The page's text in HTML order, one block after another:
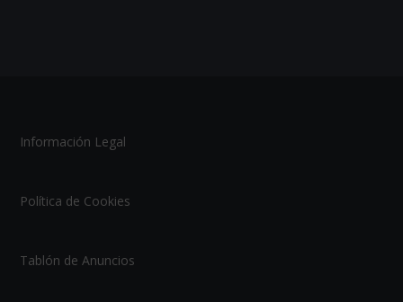
Información Legal
Política de Cookies
Tablón de Anuncios